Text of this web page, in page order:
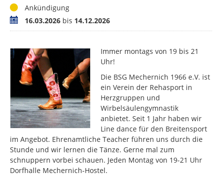
StatusAnkündigung
Termin16.03.2026 bis 14.12.2026
Immer montags von 19 bis 21
Uhr!
Die BSG Mechernich 1966 e.V. ist
ein Verein der Rehasport in
Herzgruppen und
Wirbelsäulengymnastik
anbietet. Seit 1 Jahr haben wir
Line dance für den Breitensport
im Angebot. Ehrenamtliche Teacher führen uns durch die
Stunde und wir lernen die Tänze. Gerne mal zum
schnuppern vorbei schauen. Jeden Montag von 19-21 Uhr
Dorfhalle Mechernich-Hostel.